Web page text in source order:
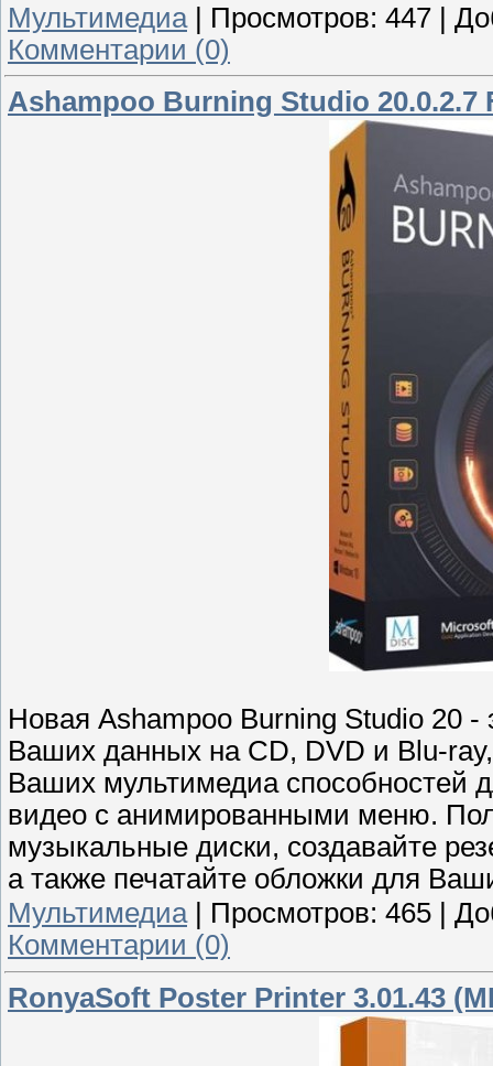
Мультимедиа | Просмотров: 447 |
Комментарии (0)
Ashampoo Burning Studio 20.0.2.7
Новая Ashampoo Burning Studio 20
Ваших данных на CD, DVD и Blu-
Ваших мультимедиа способностей
видео с анимированными меню.
музыкальные диски, создавайте
а также печатайте обложки для
Мультимедиа| Просмотров: 465
Комментарии (0)
RonyaSoft Poster Printer 3.01.43